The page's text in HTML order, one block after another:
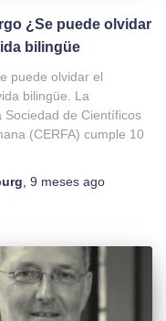
¿Se puede olvidar
bilingüe
puede olvidar el
bilingüe. La
de Científicos
(CERFA) cumple 10
9 meses ago